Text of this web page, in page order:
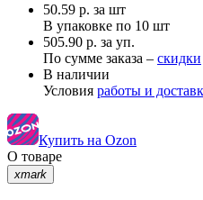
50.59 р. за шт
В упаковке по 10 шт
505.90 р. за уп.
По сумме заказа – скидки
В наличии
Условия работы и
Купить на Ozon
О товаре
xmark